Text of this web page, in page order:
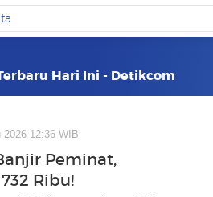
Hari Ini - Detikcom
2026 12:36 WIB
Peminat,
Ribu!